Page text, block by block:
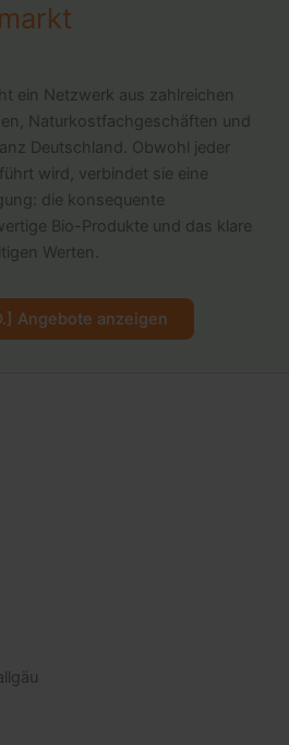
ein Netzwerk aus zahlreichen
Naturkostfachgeschäften und
Deutschland. Obwohl jeder
wird, verbindet sie eine
die konsequente
Bio-Produkte und das klare
Werten.
Angebote anzeigen